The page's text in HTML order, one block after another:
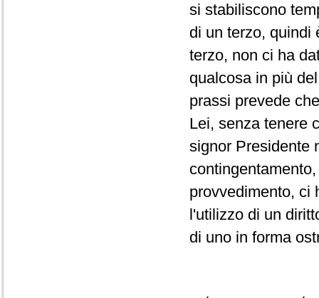
si stabiliscono
di un terzo, quindi
terzo, non ci ha
qualcosa in più
prassi prevede
Lei, senza tenere
signor Presidente
provvedimento, ci
l'utilizzo di un
di uno in forma